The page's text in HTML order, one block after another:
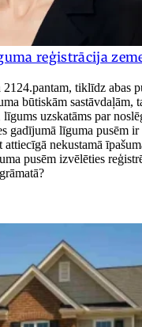
reģistrācija
tiklīdz abas
būtiskām sastāvdaļām,
uzskatāms par
gadījumā līguma pusēm ir
nekustamā
pusēm izvēlēties